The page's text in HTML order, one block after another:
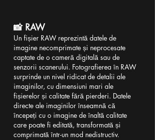
📸 RAW
Un fișier RAW reprezintă datele de
imagine necomprimate și neprocesate
captate de o cameră digitală sau de
senzorii scanerului. Fotografierea în RAW
surprinde un nivel ridicat de detalii ale
imaginilor, cu dimensiuni mari ale
fișierelor și calitate fără pierderi. Datele
directe ale imaginilor înseamnă că
începeți cu o imagine de înaltă calitate
care poate fi editată, transformată și
comprimată într-un mod nedistructiv.